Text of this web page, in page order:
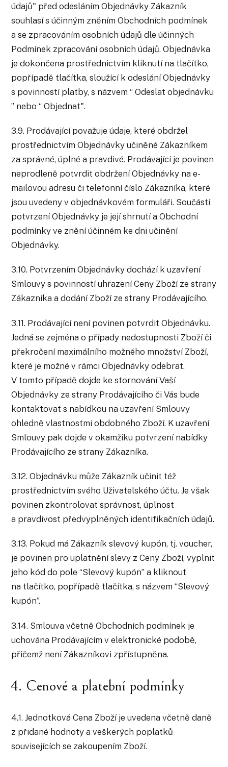
údajů" před odesláním Objednávky Zákazník
souhlasí s účinným zněním Obchodních podmínek
a se zpracováním osobních údajů dle účinných
Podmínek zpracování osobních údajů. Objednávka
je dokončena prostřednictvím kliknutí na tlačítko,
popřípadě tlačítka, sloužící k odeslání Objednávky
s povinností platby, s názvem “ Odeslat objednávku
” nebo “ Objednat".
3.9. Prodávající považuje údaje, které obdržel
prostřednictvím Objednávky učiněné Zákazníkem
za správné, úplné a pravdivé. Prodávající je povinen
neprodleně potvrdit obdržení Objednávky na e-
mailovou adresu či telefonní číslo Zákazníka, které
jsou uvedeny v objednávkovém formuláři. Součástí
potvrzení Objednávky je její shrnutí a Obchodní
podmínky ve znění účinném ke dni učinění
Objednávky.
3.10. Potvrzením Objednávky dochází k uzavření
Smlouvy s povinností uhrazení Ceny Zboží ze strany
Zákazníka a dodání Zboží ze strany Prodávajícího.
3.11. Prodávající není povinen potvrdit Objednávku.
Jedná se zejména o případy nedostupnosti Zboží či
překročení maximálního možného množství Zboží,
které je možné v rámci Objednávky odebrat.
V tomto případě dojde ke stornování Vaší
Objednávky ze strany Prodávajícího či Vás bude
kontaktovat s nabídkou na uzavření Smlouvy
ohledně vlastnostmi obdobného Zboží. K uzavření
Smlouvy pak dojde v okamžiku potvrzení nabídky
Prodávajícího ze strany Zákazníka.
3.12. Objednávku může Zákazník učinit též
prostřednictvím svého Uživatelského účtu. Je však
povinen zkontrolovat správnost, úplnost
a pravdivost předvyplněných identifikačních údajů.
3.13. Pokud má Zákazník slevový kupón, tj. voucher,
je povinen pro uplatnění slevy z Ceny Zboží, vyplnit
jeho kód do pole “Slevový kupón” a kliknout
na tlačítko, popřípadě tlačítka, s názvem “Slevový
kupón”.
3.14. Smlouva včetně Obchodních podmínek je
uchována Prodávajícím v elektronické podobě,
přičemž není Zákazníkovi zpřístupněna.
4. Cenové a platební podmínky
4.1. Jednotková Cena Zboží je uvedena včetně daně
z přidané hodnoty a veškerých poplatků
souvisejících se zakoupením Zboží.